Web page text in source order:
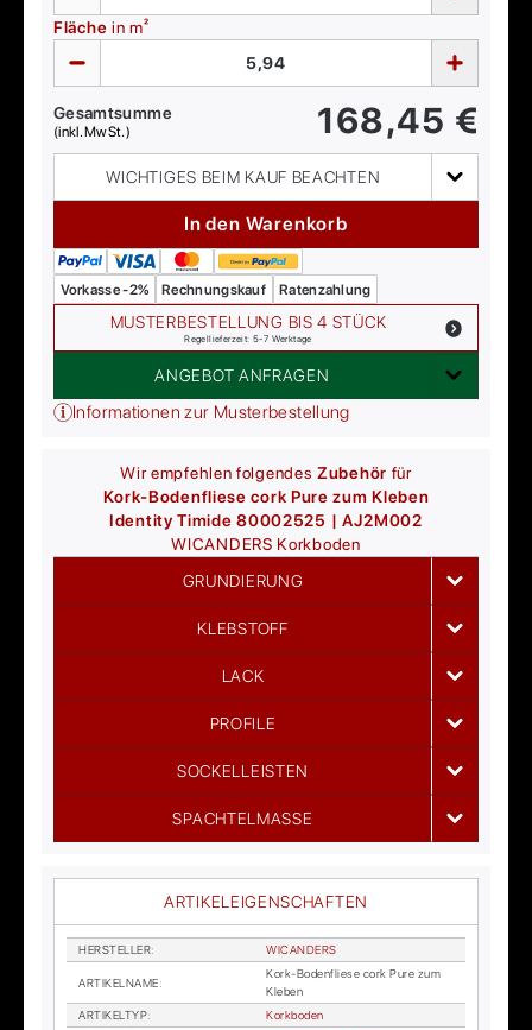
Fläche in m²
Gesamtsumme
(inkl. MwSt.) 168,45 €
WICHTIGES BEIM KAUF BEACHTEN
In den Warenkorb
Vorkasse -2% Rechnungskauf Ratenzahlung
MUSTERBESTELLUNG BIS 4 STÜCK
Regellieferzeit: 5-7 Werktage
ANGEBOT ANFRAGEN
Informationen zur Musterbestellung
Wir empfehlen folgendesZubehör für
Kork-Bodenfliese cork Pure zum Kleben
Identity Timide 80002525 | AJ2M002
WICANDERS Korkboden
GRUNDIERUNG
KLEBSTOFF
LACK
PROFILE
SOCKELLEISTEN
SPACHTELMASSE
ARTIKELEIGENSCHAFTEN
HER­STEL­LER: WI­CAN­DERS
AR­TI­KEL­NA­ME:
Kork-Bo­den­flie­se cork Pure zum
Kle­ben
AR­TI­KEL­TYP:
Kork­bo­den